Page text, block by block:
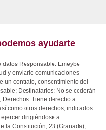
ayudarte
datos Responsable: Emeybe
y enviarle comunicaciones
un contrato, consentimiento del
Destinatarios: No se cederán
Derechos: Tiene derecho a
como otros derechos, indicados
dirigiéndose a
la Constitución, 23 (Granada);